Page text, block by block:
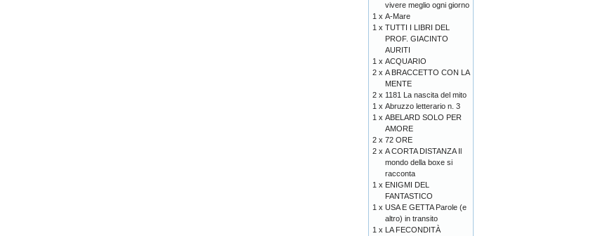
vivere meglio ogni giorno
1 x A-Mare
1 x TUTTI I LIBRI DEL
PROF. GIACINTO
AURITI
1 x ACQUARIO
2 x A BRACCETTO CON LA
MENTE
2 x 1181 La nascita del mito
1 x Abruzzo letterario n. 3
1 x ABELARD SOLO PER
AMORE
2 x 72 ORE
2 x A CORTA DISTANZA Il
mondo della boxe si
racconta
1 x ENIGMI DEL
FANTASTICO
1 x USA E GETTA Parole (e
altro) in transito
1 x LA FECONDITÀ